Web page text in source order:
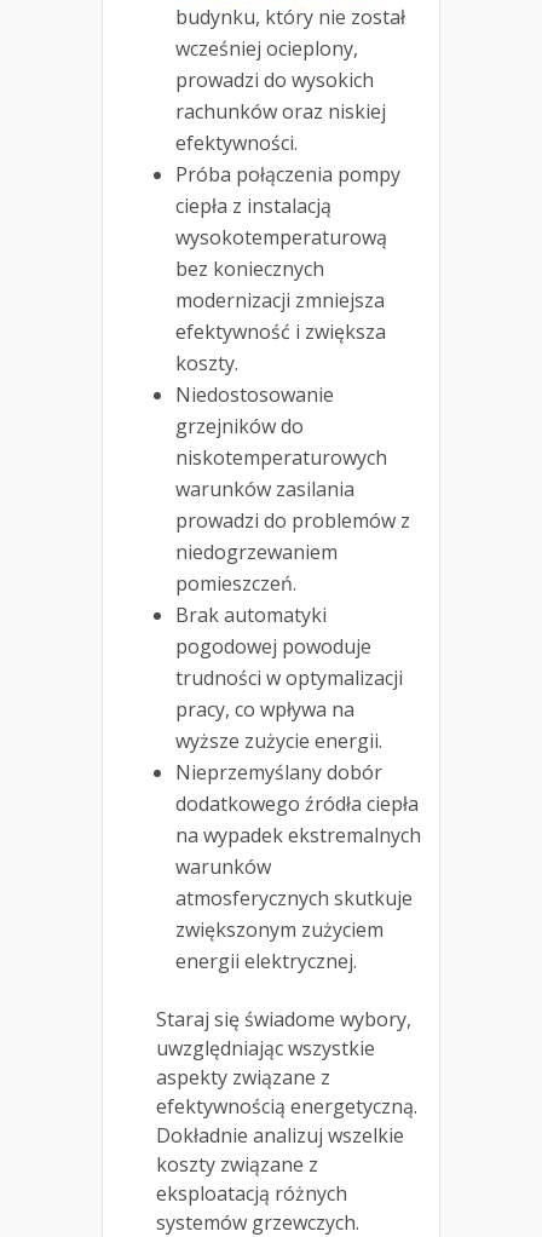
budynku, który nie został
wcześniej ocieplony,
prowadzi do wysokich
rachunków oraz niskiej
efektywności.
Próba połączenia pompy
ciepła z instalacją
wysokotemperaturową
bez koniecznych
modernizacji zmniejsza
efektywność i zwiększa
koszty.
Niedostosowanie
grzejników do
niskotemperaturowych
warunków zasilania
prowadzi do problemów z
niedogrzewaniem
pomieszczeń.
Brak automatyki
pogodowej powoduje
trudności w optymalizacji
pracy, co wpływa na
wyższe zużycie energii.
Nieprzemyślany dobór
dodatkowego źródła ciepła
na wypadek ekstremalnych
warunków
atmosferycznych skutkuje
zwiększonym zużyciem
energii elektrycznej.
Staraj się świadome wybory,
uwzględniając wszystkie
aspekty związane z
efektywnością energetyczną.
Dokładnie analizuj wszelkie
koszty związane z
eksploatacją różnych
systemów grzewczych.